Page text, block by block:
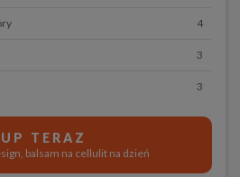
4
3
3
TERAZ
balsam na cellulit na dzień